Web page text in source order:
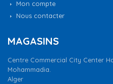
Mon compte
Nous contacter
MAGASINS
Centre Commercial City Center
Mohammadia.
Alger